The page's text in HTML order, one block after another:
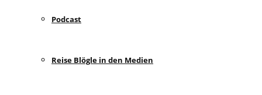
Podcast
Reise Blögle in den Medien